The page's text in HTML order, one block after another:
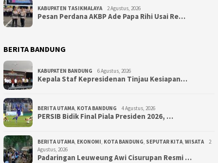
KABUPATEN TASIKMALAYA 2 Agustus, 2026
Pesan Perdana AKBP Ade Papa Rihi Usai Re…
BERITA BANDUNG
KABUPATEN BANDUNG 6 Agustus, 2026
Kepala Staf Kepresidenan Tinjau Kesiapan…
BERITA UTAMA, KOTA BANDUNG 4 Agustus, 2026
PERSIB Bidik Final Piala Presiden 2026, …
BERITA UTAMA, EKONOMI, KOTA BANDUNG, SEPUTAR KITA, WISATA
2
Agustus, 2026
Padaringan Leuweung Awi Cisurupan Resmi …